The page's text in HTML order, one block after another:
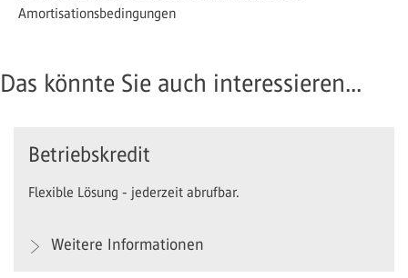
Amortisationsbedingungen
Das könnte Sie auch interessieren...
Betriebskredit
Flexible Lösung - jederzeit abrufbar.
Weitere Informationen